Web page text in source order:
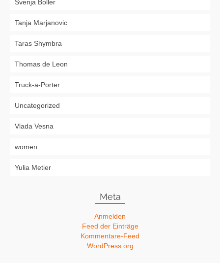
Svenja Boller
Tanja Marjanovic
Taras Shymbra
Thomas de Leon
Truck-a-Porter
Uncategorized
Vlada Vesna
women
Yulia Metier
Meta
Anmelden
Feed der Einträge
Kommentare-Feed
WordPress.org